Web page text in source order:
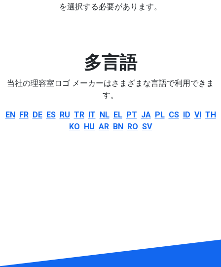
を選択する必要があります。
多言語
当社の理容室ロゴ メーカーはさまざまな言語で利用できま
す。
EN FR DE ES RU TR IT NL EL PT JA PL CS ID VI TH
KO HU AR BN RO SV